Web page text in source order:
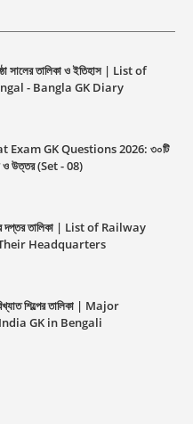
সালের তালিকা ও ইতিহাস | List of
- Bangla GK Diary
GK Questions 2026: ৩০টি
ও উত্তর (Set - 08)
দপ্তর তালিকা | List of Railway
Headquarters
শিল্পের তালিকা | Major
GK in Bengali